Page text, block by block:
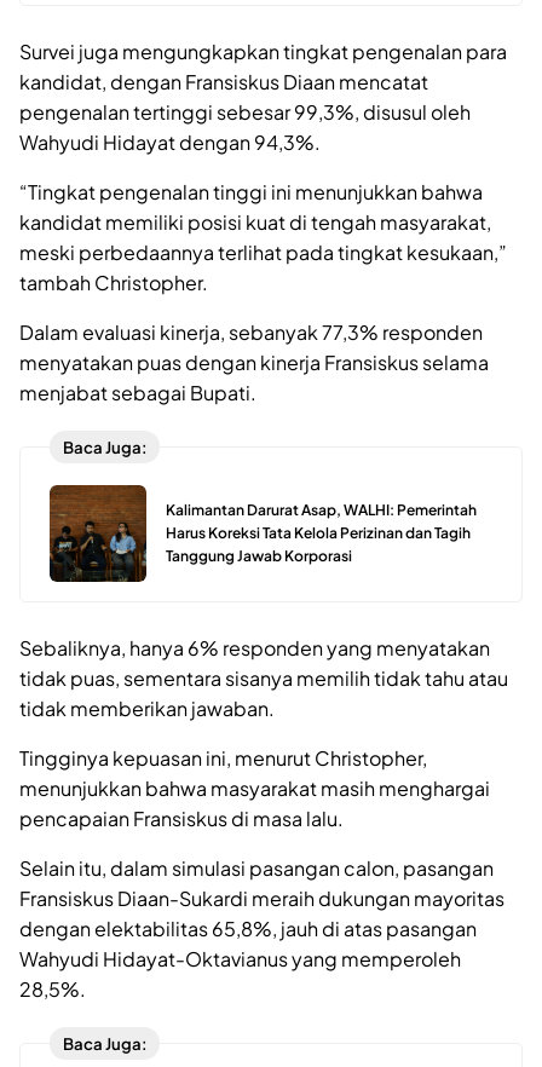
Survei juga mengungkapkan tingkat pengenalan para
kandidat, dengan Fransiskus Diaan mencatat
pengenalan tertinggi sebesar 99,3%, disusul oleh
Wahyudi Hidayat dengan 94,3%.
“Tingkat pengenalan tinggi ini menunjukkan bahwa
kandidat memiliki posisi kuat di tengah masyarakat,
meski perbedaannya terlihat pada tingkat kesukaan,”
tambah Christopher.
Dalam evaluasi kinerja, sebanyak 77,3% responden
menyatakan puas dengan kinerja Fransiskus selama
menjabat sebagai Bupati.
Baca Juga:
Kalimantan Darurat Asap, WALHI: Pemerintah
Harus Koreksi Tata Kelola Perizinan dan Tagih
Tanggung Jawab Korporasi
Sebaliknya, hanya 6% responden yang menyatakan
tidak puas, sementara sisanya memilih tidak tahu atau
tidak memberikan jawaban.
Tingginya kepuasan ini, menurut Christopher,
menunjukkan bahwa masyarakat masih menghargai
pencapaian Fransiskus di masa lalu.
Selain itu, dalam simulasi pasangan calon, pasangan
Fransiskus Diaan-Sukardi meraih dukungan mayoritas
dengan elektabilitas 65,8%, jauh di atas pasangan
Wahyudi Hidayat-Oktavianus yang memperoleh
28,5%.
Baca Juga: